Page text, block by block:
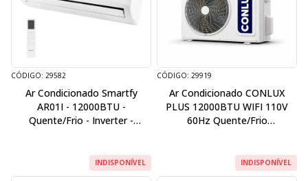
CÓDIGO: 29582
Ar Condicionado Smartfy
AR01I - 12000BTU -
Quente/Frio - Inverter -
INDISPONÍVEL
CÓDIGO: 29919
Ar Condicionado CONLUX
PLUS 12000BTU WIFI 110V
60Hz Quente/Frio
INDISPONÍVEL